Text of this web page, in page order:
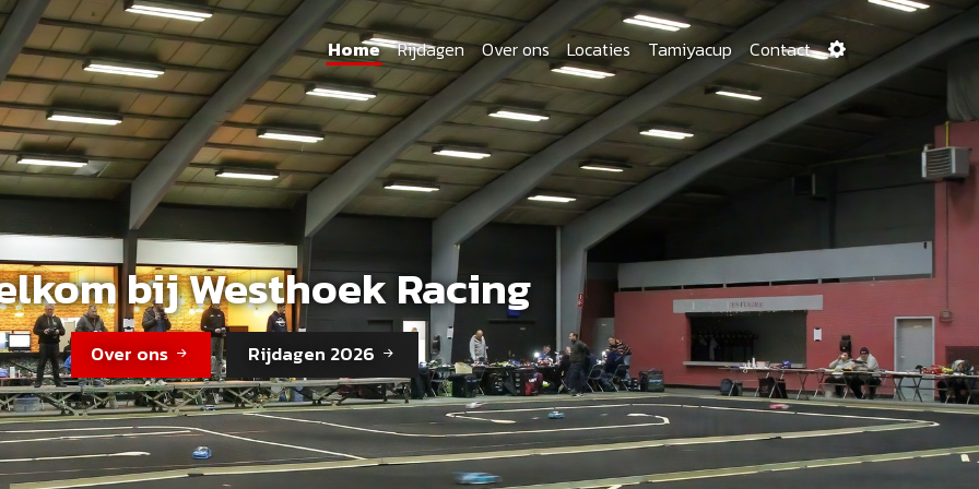
Home Rijdagen Over ons Locaties Tamiyacup Contact
bij Westhoek Racing
Over ons Rijdagen 2026